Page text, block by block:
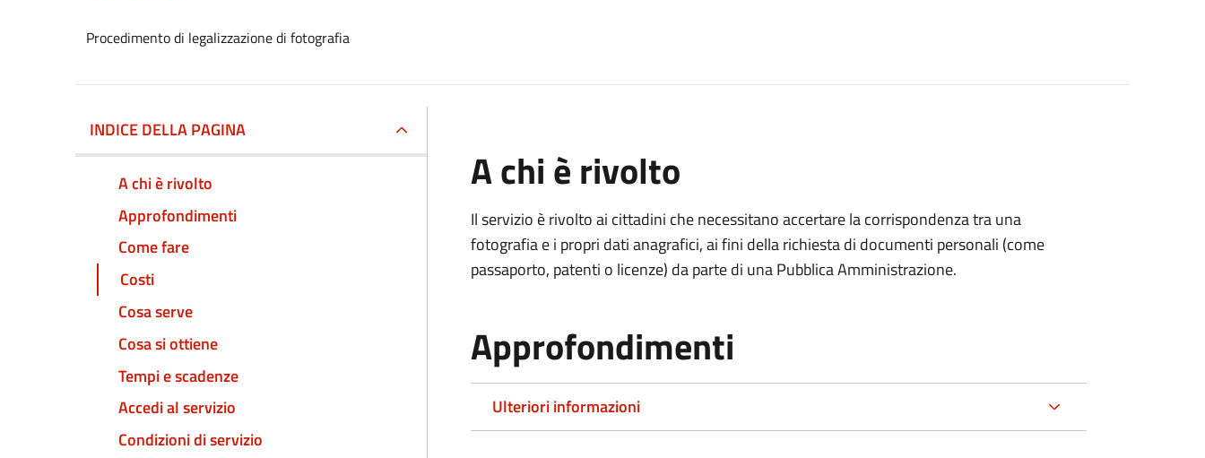
Procedimento di legalizzazione di fotografia
INDICE DELLA PAGINA
A chi è rivolto
Approfondimenti
Come fare
Costi
Cosa serve
Cosa si ottiene
Tempi e scadenze
Accedi al servizio
Condizioni di servizio
A chi è rivolto
Il servizio è rivolto ai cittadini che necessitano accertare la corrispondenza tra una
fotografia e i propri dati anagrafici, ai fini della richiesta di documenti personali (come
passaporto, patenti o licenze) da parte di una Pubblica Amministrazione.
Approfondimenti
Ulteriori informazioni